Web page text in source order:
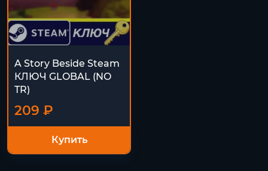
A Story Beside Steam
КЛЮЧ GLOBAL (NO
TR)
209 ₽
Купить